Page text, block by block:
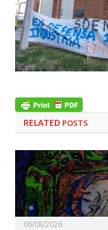
RELATED POSTS
06/08/2026